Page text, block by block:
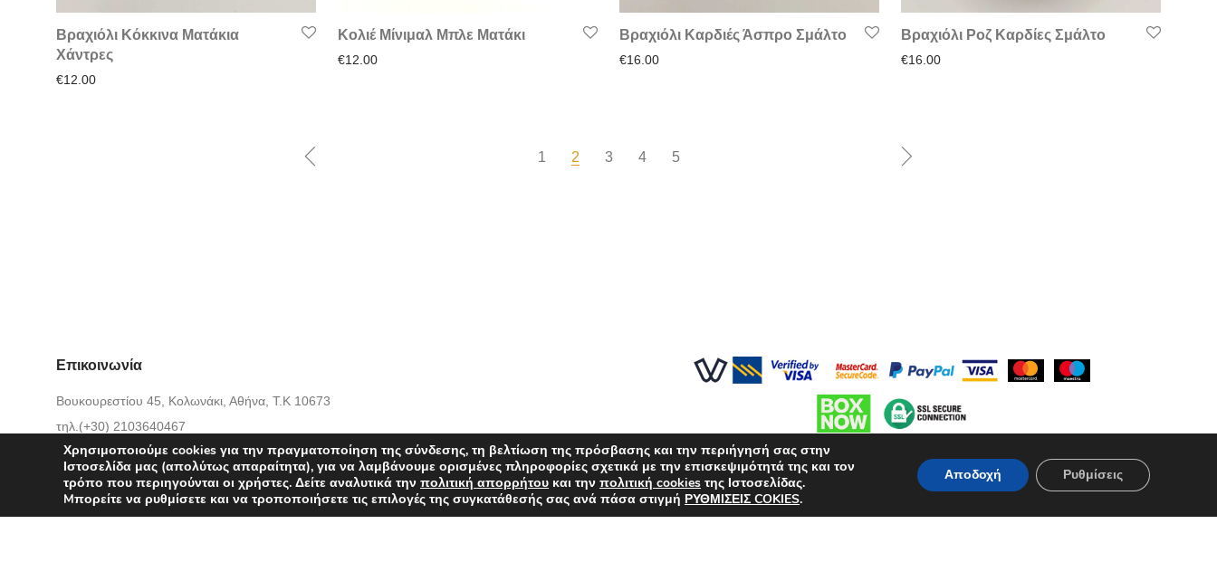
Βραχιόλι Κόκκινα Ματάκια
Χάντρες
€12.00
Κολιέ Μίνιμαλ Μπλε Ματάκι
€12.00
Βραχιόλι Καρδιές Άσπρο Σμάλτο
€16.00
Βραχιόλι Ροζ Καρδίες Σμάλτο
€16.00
1 2 3 4 5
Επικοινωνία
Βουκουρεστίου 45, Κολωνάκι, Αθήνα, Τ.Κ 10673
τηλ.(+30) 2103640467
email:info@fenalie.gr
Χρησιμοποιούμε cookies για την πραγματοποίηση της σύνδεσης, τη βελτίωση της πρόσβασης και την περιήγησή σας στην
Ιστοσελίδα μας (απολύτως απαραίτητα), για να λαμβάνουμε ορισμένες πληροφορίες σχετικά με την επισκεψιμότητά της και τον
τρόπο που περιηγούνται οι χρήστες. Δείτε αναλυτικά την πολιτική απορρήτου και την πολιτική cookies της Ιστοσελίδας.
Mπορείτε να ρυθμίσετε και να τροποποιήσετε τις επιλογές της συγκατάθεσής σας ανά πάσα στιγμή ΡΥΘΜΙΣΕΙΣ COKIES.
Αποδοχή Ρυθμίσεις